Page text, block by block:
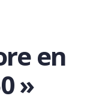
en
»